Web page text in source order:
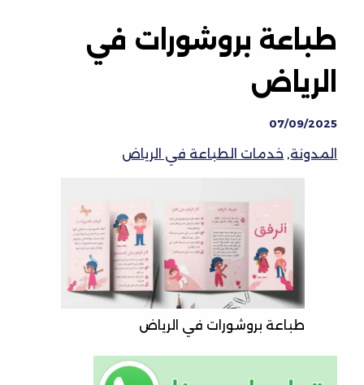
طباعة بروشورات في
الرياض
07/09/2025
المدونة, خدمات الطباعة في الرياض
طباعة بروشورات في الرياض